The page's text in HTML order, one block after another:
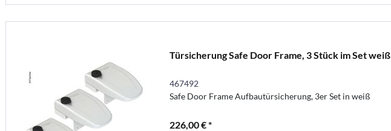
Türsicherung Safe Door Frame, 3 Stück im Set weiß
467492
Safe Door Frame Aufbautürsicherung, 3er Set in weiß
226,00 € *